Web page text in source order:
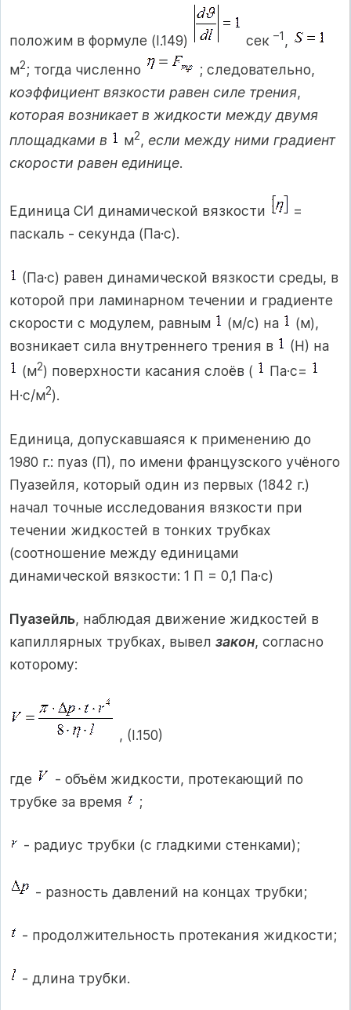
положим в формуле (I.149) сек –1 ,
м2; тогда численно
; следовательно,
коэффициент вязкости равен силе трения,
которая возникает в жидкости между двумя
площадками в
м2, если между ними градиент
скорости равен единице.
Единица СИ динамической вязкости
=
паскаль - секунда (Па·с).
(Па·с) равен динамической вязкости среды, в
которой при ламинарном течении и градиенте
скорости с модулем, равным
(м/с) на
(м),
возникает сила внутреннего трения в
(Н) на
(м2) поверхности касания слоёв (
Па·с=
Н·с/м2).
Единица, допускавшаяся к применению до
1980 г.: пуаз (П), по имени французского учёного
Пуазейля, который один из первых (1842 г.)
начал точные исследования вязкости при
течении жидкостей в тонких трубках
(соотношение между единицами
динамической вязкости: 1 П = 0,1 Па·с)
Пуазейль, наблюдая движение жидкостей в
капиллярных трубках, вывел закон, согласно
которому:
, (I.150)
где
- объём жидкости, протекающий по
трубке за время
;
- радиус трубки (с гладкими стенками);
- разность давлений на концах трубки;
- продолжительность протекания жидкости;
- длина трубки.